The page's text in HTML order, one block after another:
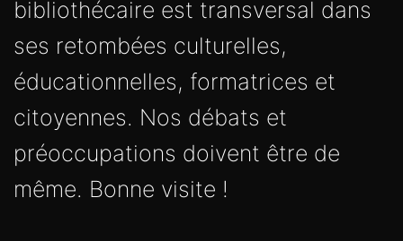
bibliothécaire est transversal dans
ses retombées culturelles,
éducationnelles, formatrices et
citoyennes. Nos débats et
préoccupations doivent être de
même. Bonne visite !